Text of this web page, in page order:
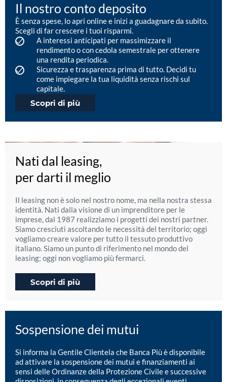
Il nostro conto deposito
È senza spese, lo apri online e inizi a guadagnare da subito.
Scegli di far crescere i tuoi risparmi.
A interessi anticipati per massimizzare il
rendimento o con cedola semestrale per ottenere
una rendita periodica.
Sicurezza e trasparenza prima di tutto. Decidi tu
come impiegare la tua liquidità senza rischi sul
capitale.
Scopri di più
Nati dal leasing,
per darti il meglio
Il leasing non è solo nel nostro nome, ma nella nostra stessa
identità. Nati dalla visione di un imprenditore per le
imprese, dal 1987 realizziamo i progetti dei nostri partner.
Siamo cresciuti ascoltando le necessità del territorio; oggi
vogliamo creare valore per tutto il tessuto produttivo
italiano. Siamo un punto di riferimento nel mondo del
leasing; oggi non vogliamo più fermarci.
Scopri di più
Sospensione dei mutui
Si informa la Gentile Clientela che Banca Più è disponibile
ad attivare la sospensione dei mutui e finanziamenti ai
sensi delle Ordinanze della Protezione Civile e successive